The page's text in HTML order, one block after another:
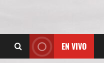
EN VIVO